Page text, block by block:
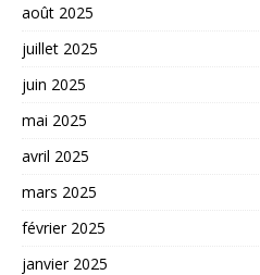
août 2025
juillet 2025
juin 2025
mai 2025
avril 2025
mars 2025
février 2025
janvier 2025